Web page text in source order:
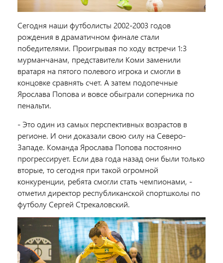
Сегодня наши футболисты 2002-2003 годов
рождения в драматичном финале стали
победителями. Проигрывая по ходу встречи 1:3
мурманчанам, представители Коми заменили
вратаря на пятого полевого игрока и смогли в
концовке сравнять счет. А затем подопечные
Ярослава Попова и вовсе обыграли соперника по
пенальти.
- Это один из самых перспективных возрастов в
регионе. И они доказали свою силу на Северо-
Западе. Команда Ярослава Попова постоянно
прогрессирует. Если два года назад они были только
вторые, то сегодня при такой огромной
конкуренции, ребята смогли стать чемпионами, -
отметил директор республиканской спортшколы по
футболу Сергей Стрекаловский.